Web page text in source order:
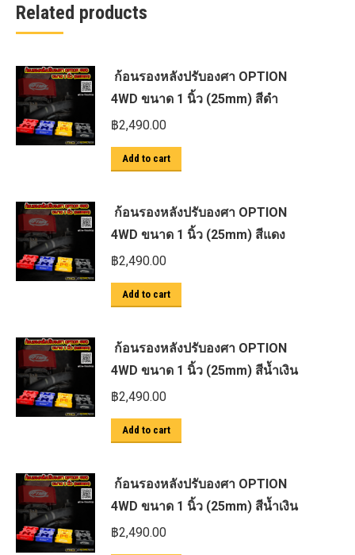
Related products
ก้อนรองหลังปรับองศา OPTION
4WD ขนาด 1 นิ้ว (25mm) สีดำ
฿2,490.00
Add to cart
ก้อนรองหลังปรับองศา OPTION
4WD ขนาด 1 นิ้ว (25mm) สีแดง
฿2,490.00
Add to cart
ก้อนรองหลังปรับองศา OPTION
4WD ขนาด 1 นิ้ว (25mm) สีน้ำเงิน
฿2,490.00
Add to cart
ก้อนรองหลังปรับองศา OPTION
4WD ขนาด 1 นิ้ว (25mm) สีน้ำเงิน
฿2,490.00